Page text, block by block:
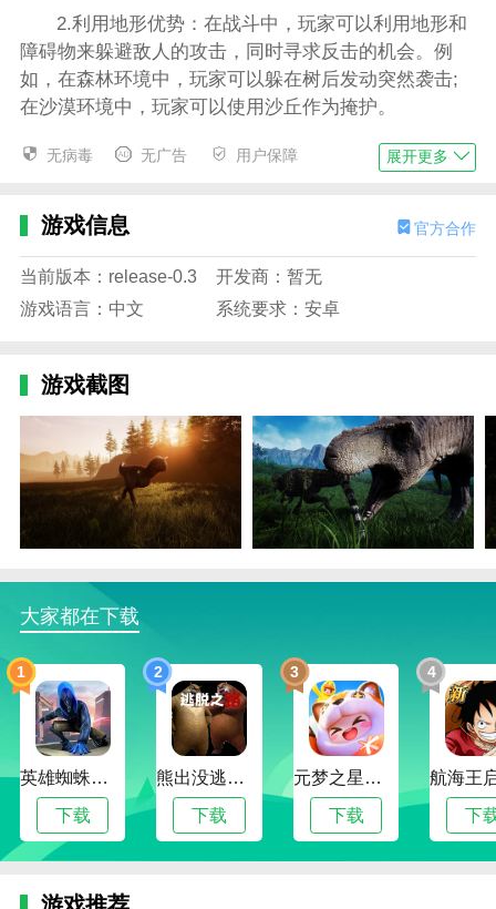
2.利用地形优势：在战斗中，玩家可以利用地形和
障碍物来躲避敌人的攻击，同时寻求反击的机会。例
如，在森林环境中，玩家可以躲在树后发动突然袭击;
在沙漠环境中，玩家可以使用沙丘作为掩护。
3.及时升级怪物：通过战斗和任务，玩家可以获得
经验值和资源。这些经验点可以用来提升异域野兽的等
更大的作用。
4.深度修炼：玩家可以通过捕捉、孵化、训练和进
化来培养他们的异国伙伴。随着怪物的成长，他们将解
龙岛异兽：起源官方网站入口特色
1.逼真体验：游戏采用先进的图形技术，为玩家带
来逼真的恐龙图像和游戏环境。玩家感觉自己仿佛置身
于一个真实的史前世界，体验恐龙的生存和繁殖。
2.高度自由：游戏提供了高度的自由，允许玩家自
由选择角色、探索世界、完成任务。游戏还支持多人在
线模式，玩家可以与其他玩家互动和协作，共同享受游
戏的乐趣。
3.内容丰富：游戏提供了各种各样的内容，包括各
家总能找到新的内容和挑战，以保持他们对游戏的长期
兴趣。
4.战略：游戏不仅考验玩家的作战技能，还需要使
用智慧来制定生存策略。玩家需要合理分配资源，制定
作战计划，应对各种挑战，才能在游戏中取得胜利。
龙岛异兽：起源官方网站入口说明
无病毒 无广告 用户保障 展开更多
游戏信息 官方合作
当前版本：release-0.3
开发商：暂无
游戏语言：中文
系统要求：安卓
游戏截图
大家都在下载
1
英雄蜘蛛侠绳索格斗城市模拟器
下载
2
熊出没逃脱之路
下载
3
元梦之星手游下载2024最新版
下载
4
下
游戏推荐